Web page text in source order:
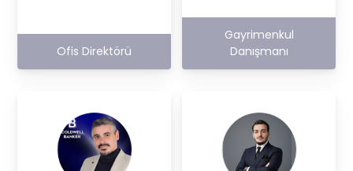
Ofis Direktörü
Gayrimenkul
Danışmanı